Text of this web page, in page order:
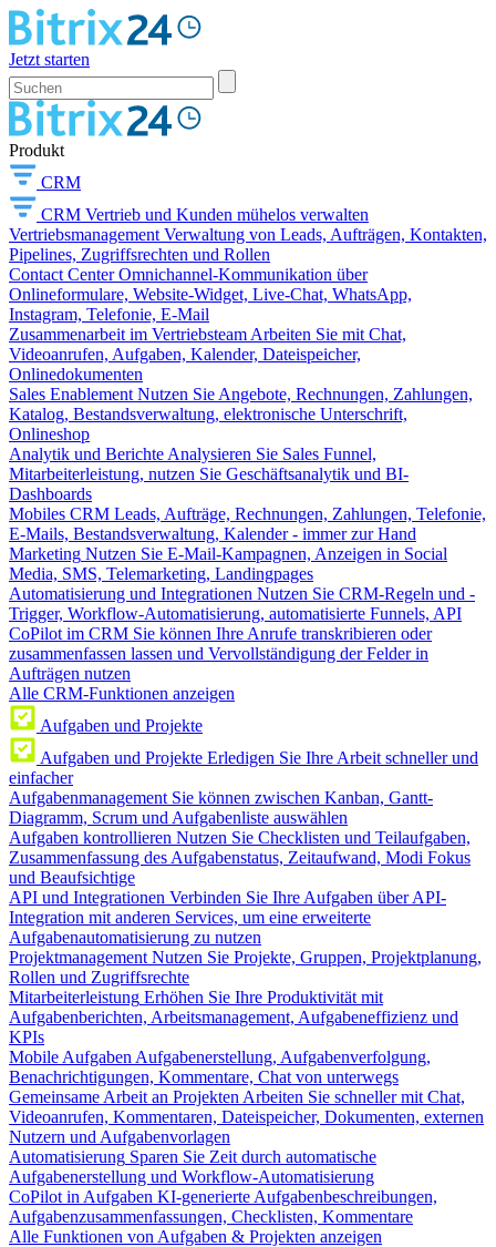
Jetzt starten
Produkt
CRM
CRM Vertrieb und Kunden mühelos verwalten
Vertriebsmanagement Verwaltung von Leads, Aufträgen, Kontakten,
Pipelines, Zugriffsrechten und Rollen
Contact Center Omnichannel-Kommunikation über
Onlineformulare, Website-Widget, Live-Chat, WhatsApp,
Instagram, Telefonie, E-Mail
Zusammenarbeit im Vertriebsteam Arbeiten Sie mit Chat,
Videoanrufen, Aufgaben, Kalender, Dateispeicher,
Onlinedokumenten
Sales Enablement Nutzen Sie Angebote, Rechnungen, Zahlungen,
Katalog, Bestandsverwaltung, elektronische Unterschrift,
Onlineshop
Analytik und Berichte Analysieren Sie Sales Funnel,
Mitarbeiterleistung, nutzen Sie Geschäftsanalytik und BI-
Dashboards
Mobiles CRM Leads, Aufträge, Rechnungen, Zahlungen, Telefonie,
E-Mails, Bestandsverwaltung, Kalender - immer zur Hand
Marketing Nutzen Sie E-Mail-Kampagnen, Anzeigen in Social
Media, SMS, Telemarketing, Landingpages
Automatisierung und Integrationen Nutzen Sie CRM-Regeln und -
Trigger, Workflow-Automatisierung, automatisierte Funnels, API
CoPilot im CRM Sie können Ihre Anrufe transkribieren oder
zusammenfassen lassen und Vervollständigung der Felder in
Aufträgen nutzen
Alle CRM-Funktionen anzeigen
Aufgaben und Projekte
Aufgaben und Projekte Erledigen Sie Ihre Arbeit schneller und
einfacher
Aufgabenmanagement Sie können zwischen Kanban, Gantt-
Diagramm, Scrum und Aufgabenliste auswählen
Aufgaben kontrollieren Nutzen Sie Checklisten und Teilaufgaben,
Zusammenfassung des Aufgabenstatus, Zeitaufwand, Modi Fokus
und Beaufsichtige
API und Integrationen Verbinden Sie Ihre Aufgaben über API-
Integration mit anderen Services, um eine erweiterte
Aufgabenautomatisierung zu nutzen
Projektmanagement Nutzen Sie Projekte, Gruppen, Projektplanung,
Rollen und Zugriffsrechte
Mitarbeiterleistung Erhöhen Sie Ihre Produktivität mit
Aufgabenberichten, Arbeitsmanagement, Aufgabeneffizienz und
KPIs
Mobile Aufgaben Aufgabenerstellung, Aufgabenverfolgung,
Benachrichtigungen, Kommentare, Chat von unterwegs
Gemeinsame Arbeit an Projekten Arbeiten Sie schneller mit Chat,
Videoanrufen, Kommentaren, Dateispeicher, Dokumenten, externen
Nutzern und Aufgabenvorlagen
Automatisierung Sparen Sie Zeit durch automatische
Aufgabenerstellung und Workflow-Automatisierung
CoPilot in Aufgaben KI-generierte Aufgabenbeschreibungen,
Aufgabenzusammenfassungen, Checklisten, Kommentare
Alle Funktionen von Aufgaben & Projekten anzeigen